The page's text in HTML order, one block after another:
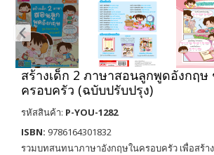
สร้างเด็ก 2 ภาษาสอนลูกพูดอังกฤ
ครอบครัว (ฉบับปรับปรุง)
รหัสสินค้า: P-YOU-1282
ISBN: 9786164301832
รวมบทสนทนาภาษาอังกฤษในครอบครัว เพื่อสร้า